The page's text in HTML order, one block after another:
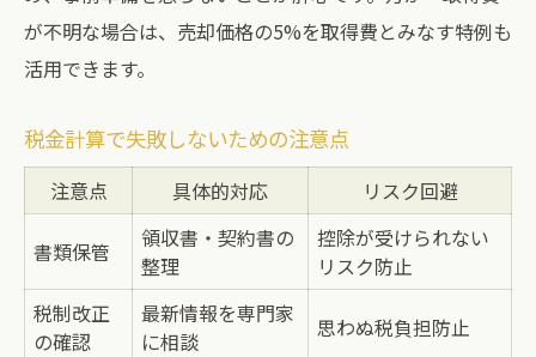
が不明な場合は、売却価格の5%を取得費とみなす特例も
活用できます。
税金計算で失敗しないための注意点
注意点 具体的対応 リスク回避
書類保管
領収書・契約書の
整理
控除が受けられない
リスク防止
税制改正
の確認
最新情報を専門家
に相談
思わぬ税負担防止